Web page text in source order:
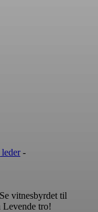
-
vitnesbyrdet til
Levende tro!